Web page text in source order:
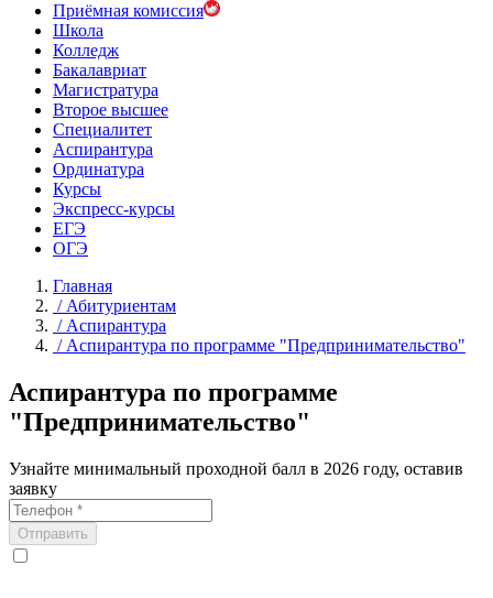
Приёмная комиссия
Школа
Колледж
Бакалавриат
Магистратура
Второе высшее
Специалитет
Аспирантура
Ординатура
Курсы
Экспресс-курсы
ЕГЭ
ОГЭ
Главная
/Абитуриентам
/Аспирантура
/Аспирантура по программе "Предпринимательство"
Аспирантура по программе
"Предпринимательство"
Узнайте минимальный проходной балл в 2026 году, оставив
заявку
Отправить